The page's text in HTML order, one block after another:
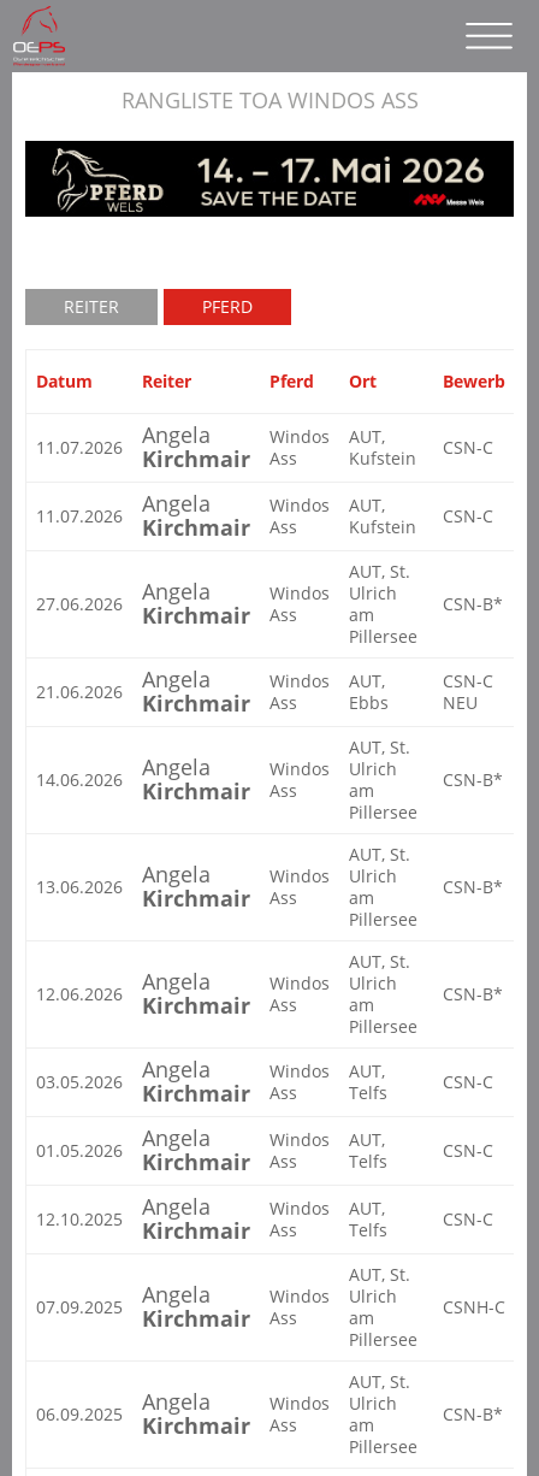
RANGLISTE TOA WINDOS ASS
REITER PFERD
Datum Reiter Pferd Ort Bewerb
11.07.2026
Angela
Kirchmair
Windos
Ass
AUT,
Kufstein
CSN-C
11.07.2026
Angela
Kirchmair
Windos
Ass
AUT,
Kufstein
CSN-C
27.06.2026
Angela
Kirchmair
Windos
Ass
AUT, St.
Ulrich
am
Pillersee
CSN-B*
21.06.2026
Angela
Kirchmair
Windos
Ass
AUT,
Ebbs
CSN-C
NEU
14.06.2026
Angela
Kirchmair
Windos
Ass
AUT, St.
Ulrich
am
Pillersee
CSN-B*
13.06.2026
Angela
Kirchmair
Windos
Ass
AUT, St.
Ulrich
am
Pillersee
CSN-B*
12.06.2026
Angela
Kirchmair
Windos
Ass
AUT, St.
Ulrich
am
Pillersee
CSN-B*
03.05.2026
Angela
Kirchmair
Windos
Ass
AUT,
Telfs
CSN-C
01.05.2026
Angela
Kirchmair
Windos
Ass
AUT,
Telfs
CSN-C
12.10.2025
Angela
Kirchmair
Windos
Ass
AUT,
Telfs
CSN-C
07.09.2025
Angela
Kirchmair
Windos
Ass
AUT, St.
Ulrich
am
Pillersee
CSNH-C
06.09.2025
Angela
Kirchmair
Windos
Ass
AUT, St.
Ulrich
am
Pillersee
CSN-B*